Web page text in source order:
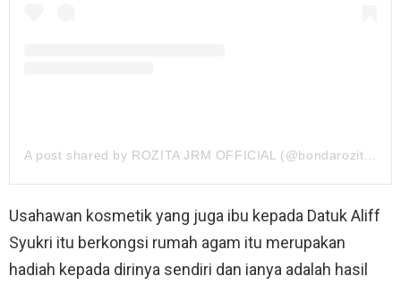
Usahawan kosmetik yang juga ibu kepada Datuk Aliff
Syukri itu berkongsi rumah agam itu merupakan
hadiah kepada dirinya sendiri dan ianya adalah hasil